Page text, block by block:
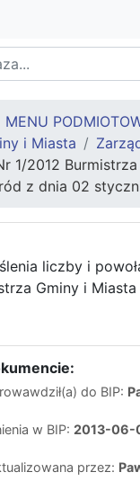
MENU
i Miasta
1/2012
z dnia 02
liczby i
Gminy i
do BIP:
w BIP: 2013-06-
przez: